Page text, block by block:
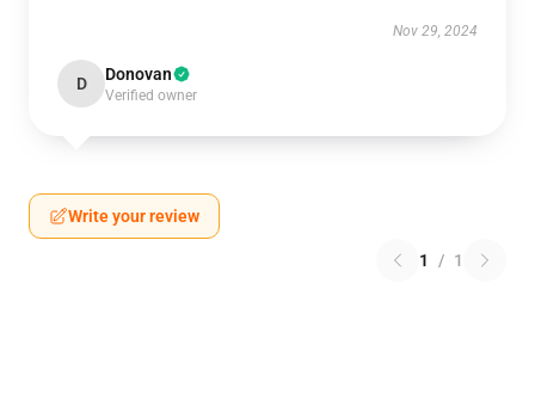
Nov 29, 2024
D Donovan
Verified owner
Write your review
1 / 1